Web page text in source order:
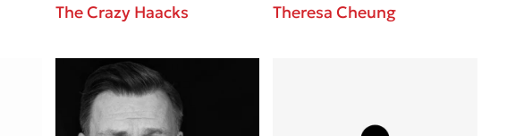
The Crazy Haacks Theresa Cheung